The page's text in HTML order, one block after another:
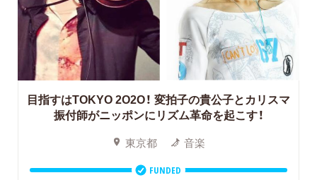
目指すはTOKYO 2O2O！ 変拍子の貴公子とカリスマ
振付師がニッポンにリズム革命を起こす！
東京都 音楽
FUNDED